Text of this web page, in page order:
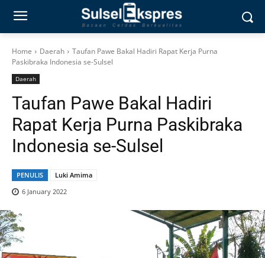
Home Daerah
Taufan Pawe Bakal Hadiri Rapat Kerja Purna
Paskibraka Indonesia se-Sulsel
Daerah
Taufan Pawe Bakal Hadiri
Rapat Kerja Purna Paskibraka
Indonesia se-Sulsel
PENULIS
Luki Amima
6 January 2022